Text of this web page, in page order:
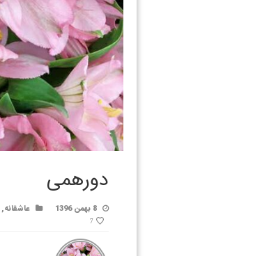
دورهمی
8 بهمن 1396 عاشقانه,
7